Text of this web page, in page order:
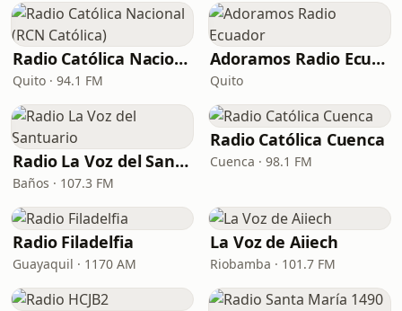
Radio Católica Nacional (RCN Católica)
Quito · 94.1 FM
Adoramos Radio Ecuador
Quito
Radio La Voz del Santuario
Baños · 107.3 FM
Radio Católica Cuenca
Cuenca · 98.1 FM
Radio Filadelfia
Guayaquil · 1170 AM
La Voz de Aiiech
Riobamba · 101.7 FM